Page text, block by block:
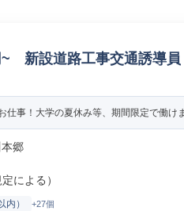
新設道路工事交通誘導員
事！大学の夏休み等、期間限定で働け
郷
による）
内） +27個